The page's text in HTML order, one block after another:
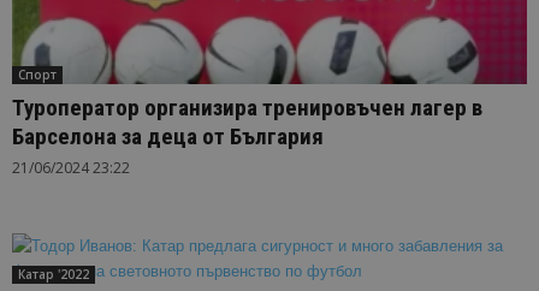
Спорт
Туроператор организира тренировъчен лагер в
Барселона за деца от България
21/06/2024 23:22
Катар '2022